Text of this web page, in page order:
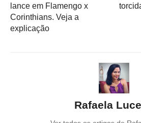
lance em Flamengo x
Corinthians. Veja a
explicação
Rafaela